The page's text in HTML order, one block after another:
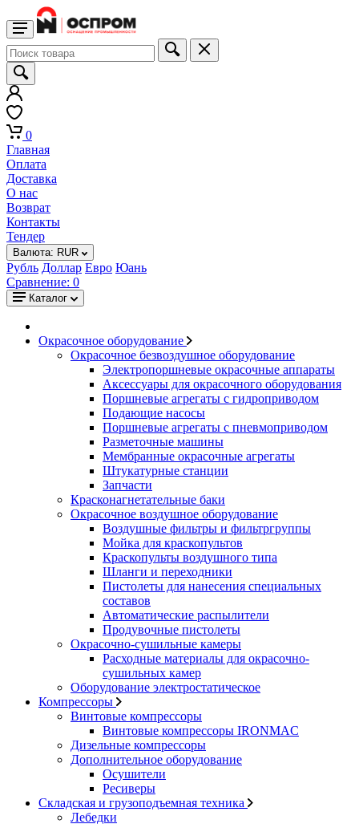
0
Главная
Оплата
Доставка
О нас
Возврат
Контакты
Тендер
Валюта: RUR
Рубль Доллар Евро Юань
Сравнение: 0
Каталог
Окрасочное оборудование
Окрасочное безвоздушное оборудование
Электропоршневые окрасочные аппараты
Аксессуары для окрасочного оборудования
Поршневые агрегаты с гидроприводом
Подающие насосы
Поршневые агрегаты с пневмоприводом
Разметочные машины
Мембранные окрасочные агрегаты
Штукатурные станции
Запчасти
Красконагнетательные баки
Окрасочное воздушное оборудование
Воздушные фильтры и фильтргруппы
Мойка для краскопультов
Краскопульты воздушного типа
Шланги и переходники
Пистолеты для нанесения специальных
составов
Автоматические распылители
Продувочные пистолеты
Окрасочно-сушильные камеры
Расходные материалы для окрасочно-
сушильных камер
Оборудование электростатическое
Компрессоры
Винтовые компрессоры
Винтовые компрессоры IRONMAC
Дизельные компрессоры
Дополнительное оборудование
Осушители
Ресиверы
Складская и грузоподъемная техника
Лебедки